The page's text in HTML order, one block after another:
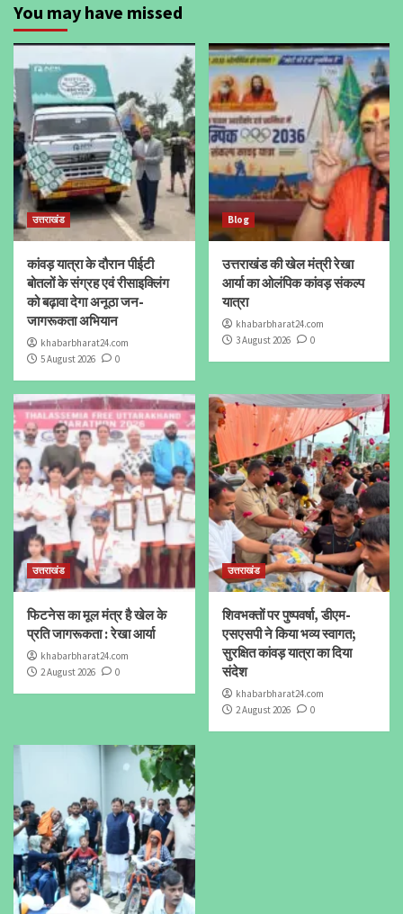
You may have missed
उत्तराखंड
कांवड़ यात्रा के दौरान पीईटी
बोतलों के संग्रह एवं रीसाइक्लिंग
को बढ़ावा देगा अनूठा जन-
जागरूकता अभियान
khabarbharat24.com
5 August 2026
0
Blog
उत्तराखंड की खेल मंत्री रेखा
आर्या का ओलंपिक कांवड़ संकल्प
यात्रा
khabarbharat24.com
3 August 2026
0
उत्तराखंड
फिटनेस का मूल मंत्र है खेल के
प्रति जागरूकता : रेखा आर्या
khabarbharat24.com
2 August 2026
0
उत्तराखंड
शिवभक्तों पर पुष्पवर्षा, डीएम-
एसएसपी ने किया भव्य स्वागत;
सुरक्षित कांवड़ यात्रा का दिया
संदेश
khabarbharat24.com
2 August 2026
0